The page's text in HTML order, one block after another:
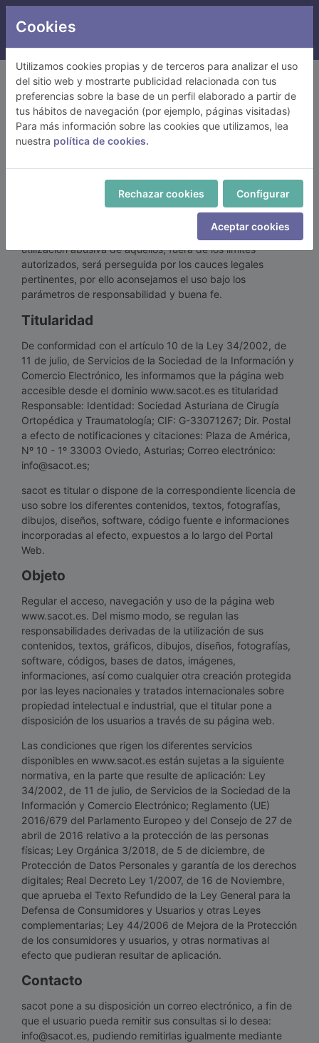
SACOT
Aviso legal
El uso y acceso a los contenidos que alberga el presente
Portal web implica el conocimiento y aceptación, sin
reserva alguna, de todas las cláusulas incluidas bajo el
informar a los usuarios de las condiciones para efectuar
correctamente citado acceso y utilización.
La web www.sacot.es alberga contenidos y productos
sujetos a derechos de propiedad intelectual e industrial. La
utilización abusiva de aquellos, fuera de los límites
autorizados, será perseguida por los cauces legales
pertinentes, por ello aconsejamos el uso bajo los
parámetros de responsabilidad y buena fe.
Titularidad
De conformidad con el artículo 10 de la Ley 34/2002, de
11 de julio, de Servicios de la Sociedad de la Información y
Comercio Electrónico, les informamos que la página web
accesible desde el dominio www.sacot.es es titularidad
Responsable: Identidad: Sociedad Asturiana de Cirugía
Ortopédica y Traumatología; CIF: G-33071267; Dir. Postal
a efecto de notificaciones y citaciones: Plaza de América,
Nº 10 - 1º 33003 Oviedo, Asturias; Correo electrónico:
info@sacot.es;
sacot es titular o dispone de la correspondiente licencia de
uso sobre los diferentes contenidos, textos, fotografías,
dibujos, diseños, software, código fuente e informaciones
incorporadas al efecto, expuestos a lo largo del Portal
Web.
Objeto
Regular el acceso, navegación y uso de la página web
www.sacot.es. Del mismo modo, se regulan las
responsabilidades derivadas de la utilización de sus
contenidos, textos, gráficos, dibujos, diseños, fotografías,
software, códigos, bases de datos, imágenes,
informaciones, así como cualquier otra creación protegida
por las leyes nacionales y tratados internacionales sobre
propiedad intelectual e industrial, que el titular pone a
disposición de los usuarios a través de su página web.
Las condiciones que rigen los diferentes servicios
disponibles en www.sacot.es están sujetas a la siguiente
normativa, en la parte que resulte de aplicación: Ley
34/2002, de 11 de julio, de Servicios de la Sociedad de la
Información y Comercio Electrónico; Reglamento (UE)
2016/679 del Parlamento Europeo y del Consejo de 27 de
abril de 2016 relativo a la protección de las personas
físicas; Ley Orgánica 3/2018, de 5 de diciembre, de
Protección de Datos Personales y garantía de los derechos
digitales; Real Decreto Ley 1/2007, de 16 de Noviembre,
que aprueba el Texto Refundido de la Ley General para la
Defensa de Consumidores y Usuarios y otras Leyes
complementarias; Ley 44/2006 de Mejora de la Protección
de los consumidores y usuarios, y otras normativas al
efecto que pudieran resultar de aplicación.
Contacto
sacot pone a su disposición un correo electrónico, a fin de
que el usuario pueda remitir sus consultas si lo desea:
info@sacot.es, pudiendo remitirlas igualmente mediante
Cookies
Utilizamos cookies propias y de terceros para analizar el uso
del sitio web y mostrarte publicidad relacionada con tus
preferencias sobre la base de un perfil elaborado a partir de
tus hábitos de navegación (por ejemplo, páginas visitadas)
Para más información sobre las cookies que utilizamos, lea
nuestra política de cookies.
Rechazar cookies Configurar
Aceptar cookies